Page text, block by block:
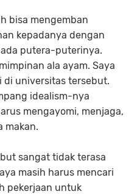
bisa mengemban
kepadanya dengan
putera-puterinya.
ala ayam. Saya
di universitas tersebut.
idealism-nya
mengayomi, menjaga,
makan.
sangat tidak terasa
masih harus mencari
pekerjaan untuk